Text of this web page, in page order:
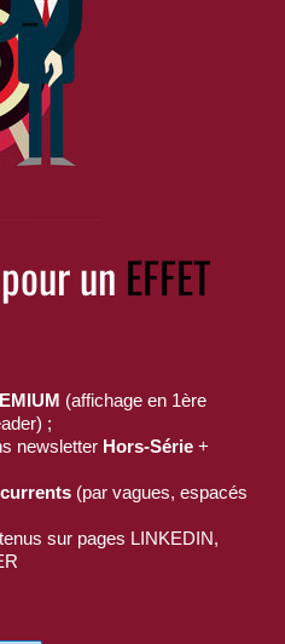
un EFFET
(affichage en 1ère
;
newsletter Hors-Série +
(par vagues, espacés
sur pages LINKEDIN,